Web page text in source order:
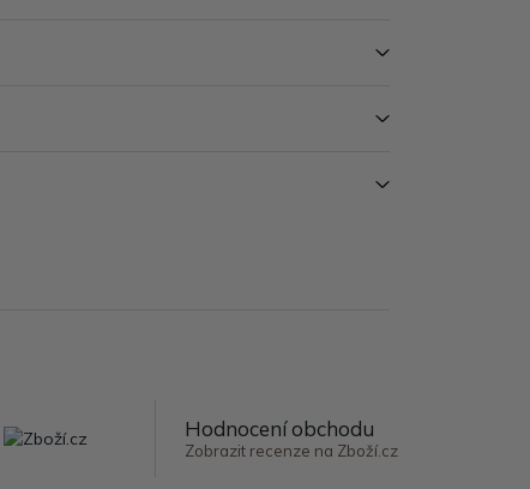
Hodnocení obchodu
Zobrazit recenze na Zboží.cz